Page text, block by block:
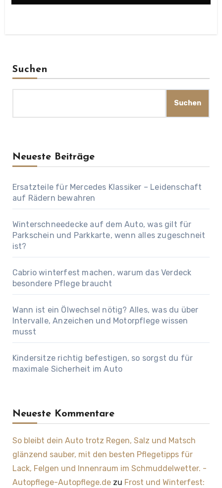
Suchen
Suchen
Neueste Beiträge
Ersatzteile für Mercedes Klassiker – Leidenschaft
auf Rädern bewahren
Winterschneedecke auf dem Auto, was gilt für
Parkschein und Parkkarte, wenn alles zugeschneit
ist?
Cabrio winterfest machen, warum das Verdeck
besondere Pflege braucht
Wann ist ein Ölwechsel nötig? Alles, was du über
Intervalle, Anzeichen und Motorpflege wissen
musst
Kindersitze richtig befestigen, so sorgst du für
maximale Sicherheit im Auto
Neueste Kommentare
So bleibt dein Auto trotz Regen, Salz und Matsch
glänzend sauber, mit den besten Pflegetipps für
Lack, Felgen und Innenraum im Schmuddelwetter. -
Autopflege-Autopflege.dezu Frost und Winterfest: